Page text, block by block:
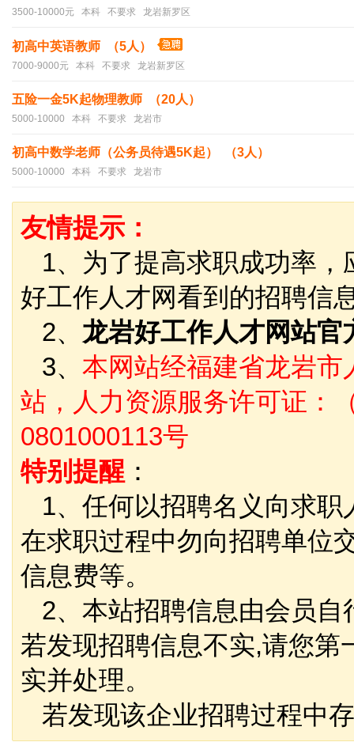
3500-10000元 本科 不要求 龙岩新罗区
初高中英语教师 （5人）
7000-9000元 本科 不要求 龙岩新罗区
五险一金5K起物理教师 （20人）
5000-10000 本科 不要求 龙岩市
初高中数学老师（公务员待遇5K起） （3人）
5000-10000 本科 不要求 龙岩市
友情提示：
1、为了提高求职成功率，
好工作人才网看到的招聘信
2、 龙岩好工作人才网站
3、 本网站经福建省龙岩
站，人力资源服务许可证：
0801000113号
特别提醒 ：
1、任何以招聘名义向求职
在求职过程中勿向招聘单位
信息费等。
2、本站招聘信息由会员自
若发现招聘信息不实,请您第
实并处理。
若发现该企业招聘过程中